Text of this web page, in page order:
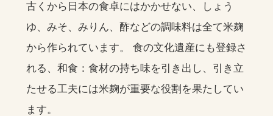
古くから日本の食卓にはかかせない、しょう
ゆ、みそ、みりん、酢などの調味料は全て米麹
から作られています。 食の文化遺産にも登録さ
れる、和食：食材の持ち味を引き出し、引き立
たせる工夫には米麹が重要な役割を果たしてい
ます。